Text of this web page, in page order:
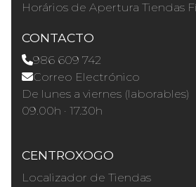
Horários de Apertura Tiendas
CONTACTO
986 609 742
Correo Electrónico
De lunes a viernes (laborables)
09.00h · 17.30h
CENTROXOGO
Localizador de Tiendas